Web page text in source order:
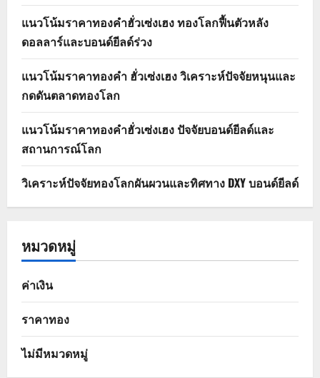
แนวโน้มราคาทองคำฮั่วเซ่งเฮง ทองโลกฟื้นตัวหลัง
ดอลลาร์และบอนด์ยีลด์ร่วง
แนวโน้มราคาทองคำ ฮั่วเซ่งเฮง วิเคราะห์ปัจจัยหนุนและ
กดดันตลาดทองโลก
แนวโน้มราคาทองคำฮั่วเซ่งเฮง ปัจจัยบอนด์ยีลด์และ
สถานการณ์โลก
วิเคราะห์ปัจจัยทองโลกผันผวนและทิศทาง DXY บอนด์ยีลด์
หมวดหมู่
ค่าเงิน
ราคาทอง
ไม่มีหมวดหมู่